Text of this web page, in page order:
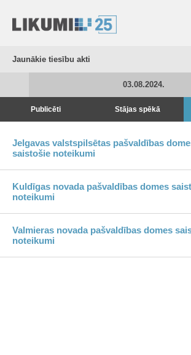
Jaunākie tiesību akti
03.08.2024.
Publicēti Stājas spēkā
Jelgavas valstspilsētas pašvaldības
saistošie noteikumi
Kuldīgas novada pašvaldības domes
noteikumi
Valmieras novada pašvaldības domes
noteikumi